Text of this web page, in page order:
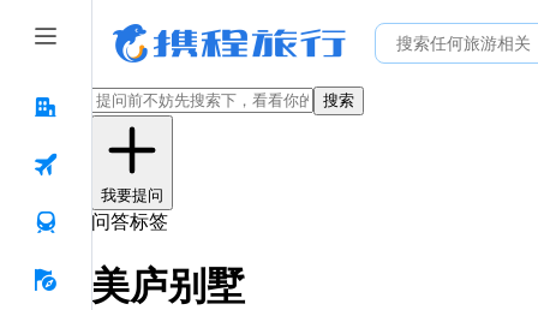
搜索
我要提问
问答标签
美庐别墅